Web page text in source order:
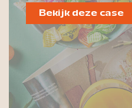
Bekijk deze case